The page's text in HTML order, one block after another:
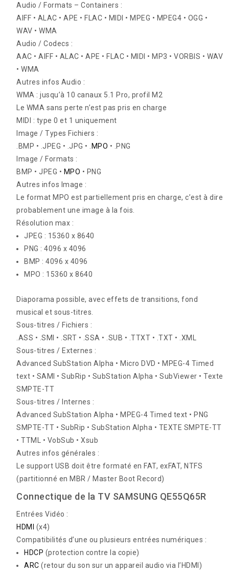
Audio / Formats – Containers :
AIFF • ALAC • APE • FLAC • MIDI • MPEG • MPEG4 • OGG •
WAV • WMA
Audio / Codecs :
AAC • AIFF • ALAC • APE • FLAC • MIDI • MP3 • VORBIS • WAV
• WMA
Autres infos Audio :
WMA : jusqu’à 10 canaux 5.1 Pro, profil M2
Le WMA sans perte n’est pas pris en charge
MIDI : type 0 et 1 uniquement
Image / Types Fichiers :
.BMP • .JPEG • .JPG • .
MPO • .PNG
Image / Formats :
BMP • JPEG • MPO • PNG
Autres infos Image :
Le format MPO est partiellement pris en charge, c’est à dire
probablement une image à la fois.
Résolution max :
JPEG : 15360 x 8640
PNG : 4096 x 4096
BMP : 4096 x 4096
MPO : 15360 x 8640
Diaporama possible, avec effets de transitions, fond
musical et sous-titres.
Sous-titres / Fichiers :
.ASS • .SMI • .SRT • .SSA • .SUB • .TTXT • .TXT • .XML
Sous-titres / Externes :
Advanced SubStation Alpha • Micro DVD • MPEG-4 Timed
text • SAMI • SubRip • SubStation Alpha • SubViewer • Texte
SMPTE-TT
Sous-titres / Internes :
Advanced SubStation Alpha • MPEG-4 Timed text • PNG
SMPTE-TT • SubRip • SubStation Alpha • TEXTE SMPTE-TT
• TTML • VobSub • Xsub
Autres infos générales :
Le support USB doit être formaté en FAT, exFAT, NTFS
(partitionné en MBR / Master Boot Record)
Connectique de la TV SAMSUNG QE55Q65R
Entrées Vidéo :
HDMI
(x4)
Compatibilités d’une ou plusieurs entrées numériques :
HDCP (protection contre la copie)
ARC (retour du son sur un appareil audio via l’HDMI)